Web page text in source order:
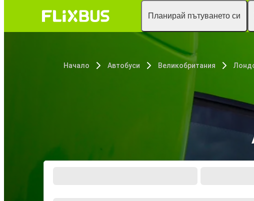
Планирай пътуването си
Начало Автобуси Великобритания